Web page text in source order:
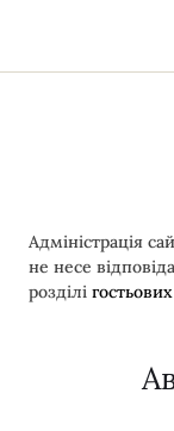
Адміністрація
не несе
розділі